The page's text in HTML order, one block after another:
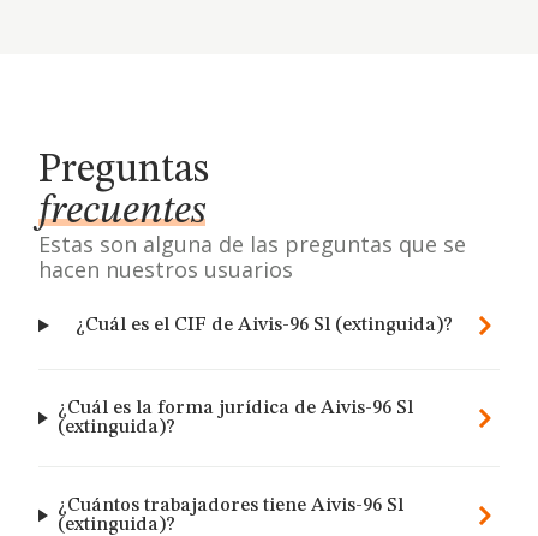
Preguntas
frecuentes
Estas son alguna de las preguntas que se
hacen nuestros usuarios
¿Cuál es el CIF de Aivis-96 Sl (extinguida)?
¿Cuál es la forma jurídica de Aivis-96 Sl
(extinguida)?
¿Cuántos trabajadores tiene Aivis-96 Sl
(extinguida)?